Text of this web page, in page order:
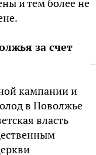
за счет
кампании и
в Поволжье
власть